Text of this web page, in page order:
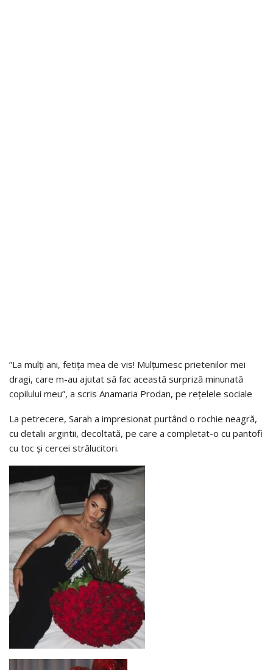
”La mulți ani, fetița mea de vis! Mulțumesc prietenilor mei
dragi, care m-au ajutat să fac această surpriză minunată
copilului meu”, a scris Anamaria Prodan, pe rețelele sociale
La petrecere, Sarah a impresionat purtând o rochie neagră,
cu detalii argintii, decoltată, pe care a completat-o cu pantofi
cu toc și cercei strălucitori.